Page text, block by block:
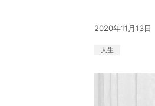
2020年11月13日
人生